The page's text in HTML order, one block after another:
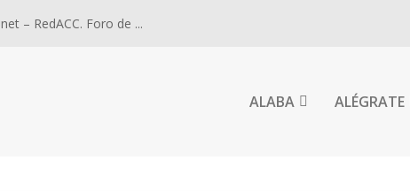
– RedACC. Foro de ...
ALABA ALÉGRATE